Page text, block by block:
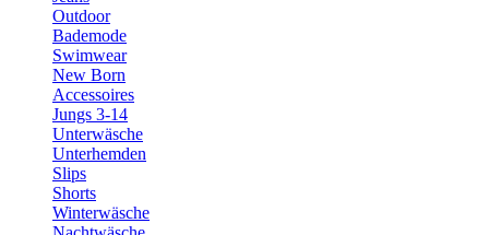
Outdoor
Bademode
Swimwear
New Born
Accessoires
Jungs 3-14
Unterwäsche
Unterhemden
Slips
Shorts
Winterwäsche